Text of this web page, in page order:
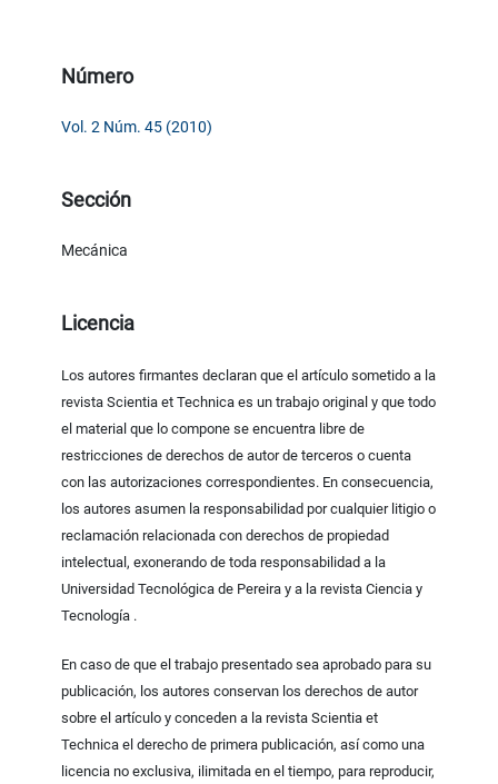
Número
Vol. 2 Núm. 45 (2010)
Sección
Mecánica
Licencia
Los autores firmantes declaran que el artículo sometido a la
revista Scientia et Technica es un trabajo original y que todo
el material que lo compone se encuentra libre de
restricciones de derechos de autor de terceros o cuenta
con las autorizaciones correspondientes. En consecuencia,
los autores asumen la responsabilidad por cualquier litigio o
reclamación relacionada con derechos de propiedad
intelectual, exonerando de toda responsabilidad a la
Universidad Tecnológica de Pereira y a la revista Ciencia y
Tecnología .
En caso de que el trabajo presentado sea aprobado para su
publicación, los autores conservan los derechos de autor
sobre el artículo y conceden a la revista Scientia et
Technica el derecho de primera publicación, así como una
licencia no exclusiva, ilimitada en el tiempo, para reproducir,